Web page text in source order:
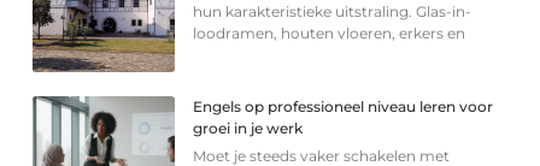
hun karakteristieke uitstraling. Glas-in-
loodramen, houten vloeren, erkers en
Engels op professioneel niveau leren voor
groei in je werk
Moet je steeds vaker schakelen met